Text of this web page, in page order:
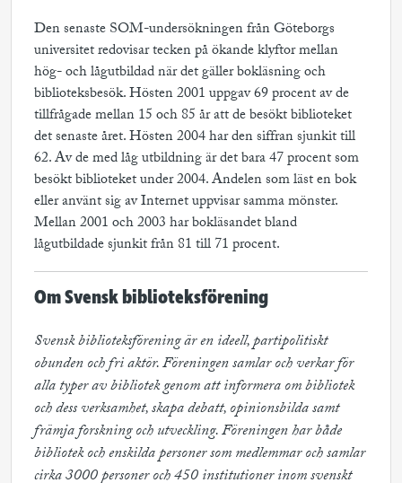
Den senaste SOM-undersökningen från Göteborgs
universitet redovisar tecken på ökande klyftor mellan
hög- och lågutbildad när det gäller bokläsning och
biblioteksbesök. Hösten 2001 uppgav 69 procent av de
tillfrågade mellan 15 och 85 år att de besökt biblioteket
det senaste året. Hösten 2004 har den siffran sjunkit till
62. Av de med låg utbildning är det bara 47 procent som
besökt biblioteket under 2004. Andelen som läst en bok
eller använt sig av Internet uppvisar samma mönster.
Mellan 2001 och 2003 har bokläsandet bland
lågutbildade sjunkit från 81 till 71 procent.
Om Svensk biblioteksförening
Svensk biblioteksförening är en ideell, partipolitiskt
obunden och fri aktör. Föreningen samlar och verkar för
alla typer av bibliotek genom att informera om bibliotek
och dess verksamhet, skapa debatt, opinionsbilda samt
främja forskning och utveckling. Föreningen har både
bibliotek och enskilda personer som medlemmar och samlar
cirka 3000 personer och 450 institutioner inom svenskt